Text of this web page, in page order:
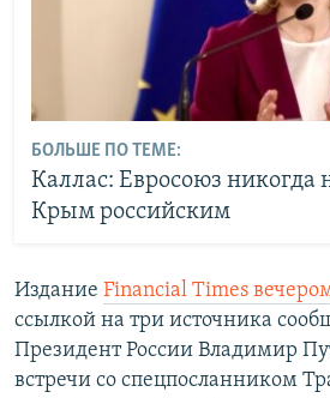
БОЛЬШЕ ПО ТЕМЕ:
Каллас: Евросоюз никогда
Крым российским
Издание Financial Times
ссылкой на три источника
Президент России Владимир
встречи со спецпосланником